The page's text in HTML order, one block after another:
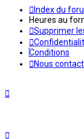
Index du
Heures au
Supprimer
Conditions
Nous